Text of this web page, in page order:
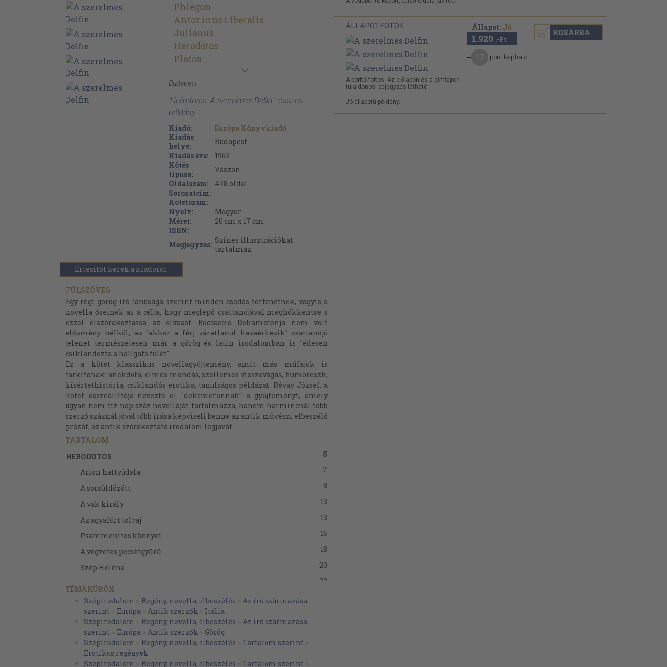
Phlegon
Antoninus Liberalis
Julianus
Herodotos
Platon
Budapest
'Heliodoros: A szerelmes Delfin ' összes
példány
Kiadó:
Európa Könyvkiadó
Kiadás
helye:
Budapest
Kiadás éve:
1962
Kötés
típusa:
Vászon
Oldalszám:
478 oldal
Sorozatcím:
Kötetszám:
Nyelv:
Magyar
Méret:
20 cm x 17 cm
ISBN:
Megjegyzés: Színes illusztrációkat
tartalmaz.
Értesítőt kérek a kiadóról
FÜLSZÖVEG
Egy régi görög író tanúsága szerint minden csodás történetnek, vagyis a
novella őseinek az a célja, hogy meglepő csattanójával meghökkentse s
ezzel elszórakoztassa az olvasót. Boccaccio Dekameronja nem volt
előzmény nélkül, az "akkor a férj váratlanul hazaérkezik" csattanójú
jelenet természetesen már a görög és latin irodalomban is "édesen
csiklandozta a hallgató fülét".
Ez a kötet klasszikus novellagyűjtemény, amit más műfajok is
tarkítanak: anekdota, elmés mondás, szellemes visszavágás, humoreszk,
kísértethistória, csiklandós erotika, tanulságos példázat. Révay József, a
kötet összeállítója nevezte el "dekameronnak" a gyűjteményt, amely
ugyan nem tíz nap száz novelláját tartalmazza, hanem harmincnál több
szerző száznál jóval több írása képviseli benne az antik művészi elbeszélő
prózát, az antik szórakoztató irodalom legjavát.
TARTALOM
HERODOTOS
5
Arion hattyúdala
7
A sorsüldözött
8
A vak király
13
Az agyafúrt tolvaj
13
Psammenitos könnyei
16
A végzetes pecsétgyűrű
18
Szép Heléna
20
Agariste kérői
23
Az áruló palást
PLATON
A láthatatlan ember
XENOPHON
Pantheia hű szerelme
TÉMAKÖRÖK
Szépirodalom > Regény, novella, elbeszélés > Az író származása
szerint > Európa > Antik szerzők > Itália
Szépirodalom > Regény, novella, elbeszélés > Az író származása
szerint > Európa > Antik szerzők > Görög
Szépirodalom > Regény, novella, elbeszélés > Tartalom szerint >
Erotikus regények
Szépirodalom > Regény, novella, elbeszélés > Tartalom szerint >
ÁLLAPOTFOTÓK
A borító foltos. Az előlapon és a címlapon
tulajdonosi bejegyzés látható.
Jó állapotú példány.
Állapot: Jó
1.920 ,-Ft
pont kapható
KOSÁRBA